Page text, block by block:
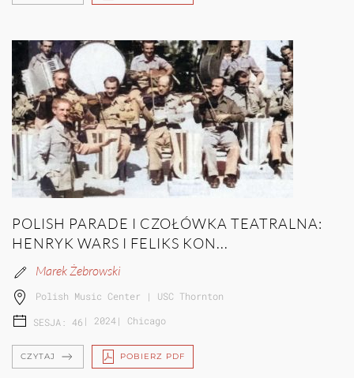
POLISH PARADE I CZOŁÓWKA TEATRALNA:
HENRYK WARS I FELIKS KON...
Marek Żebrowski
Polish Music Center | USC Thornton
SESJA: 46 | 2024| Chicago
CZYTAJ POBIERZ PDF